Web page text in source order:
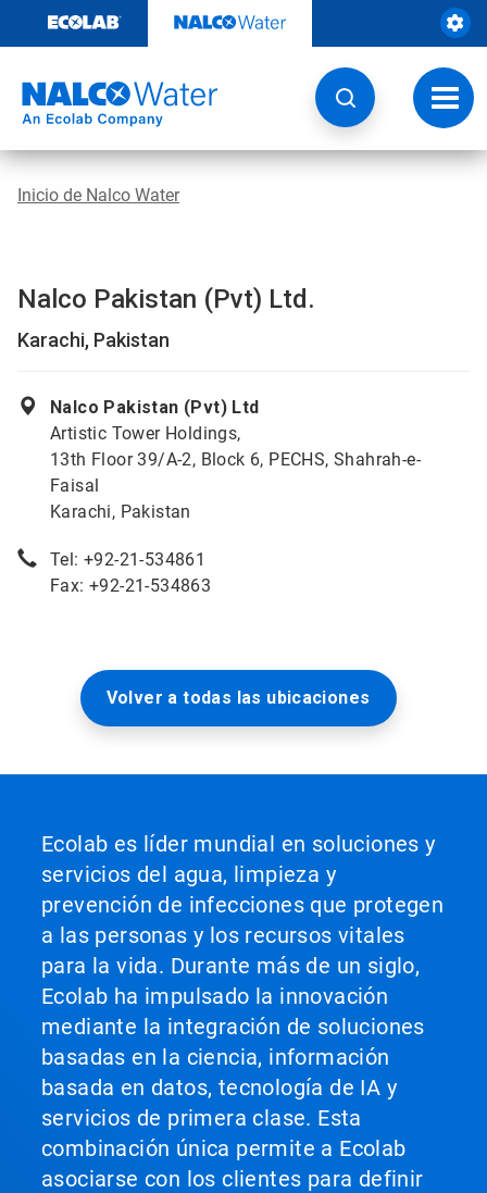
contenido
de
Inicio de Nalco Water
Nalco Pakistan (Pvt) Ltd.
Karachi, Pakistan
Nalco Pakistan (Pvt) Ltd
Artistic Tower Holdings,
13th Floor 39/A-2, Block 6, PECHS, Shahrah-e-
Faisal
Karachi, Pakistan
Tel: +92-21-534861
Fax: +92-21-534863
Volver a todas las ubicaciones
Ecolab es líder mundial en soluciones y
servicios del agua, limpieza y
prevención de infecciones que protegen
a las personas y los recursos vitales
para la vida. Durante más de un siglo,
Ecolab ha impulsado la innovación
mediante la integración de soluciones
basadas en la ciencia, información
basada en datos, tecnología de IA y
servicios de primera clase. Esta
combinación única permite a Ecolab
asociarse con los clientes para definir